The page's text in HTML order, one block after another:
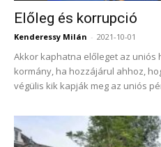
Előleg és korrupció
Kenderessy Milán - 2021-10-01
Akkor kaphatna előleget az
kormány, ha hozzájárul ahhoz,
végülis kik kapják meg az uniós